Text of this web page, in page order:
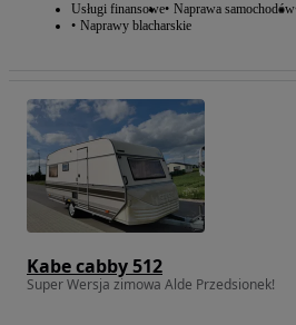
Usługi finansowe Naprawa samochodów
Naprawy blacharskie
Kabe cabby 512
Super Wersja zimowa Alde Przedsionek!